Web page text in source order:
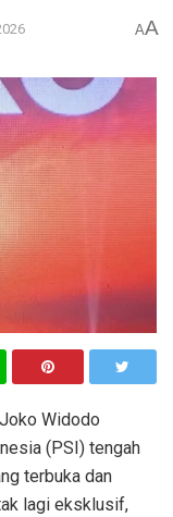
AA
Widodo
(PSI) tengah
terbuka dan
lagi eksklusif,